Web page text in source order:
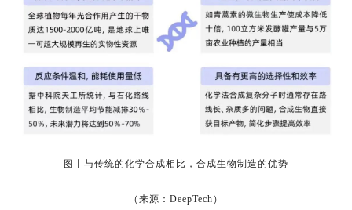
图丨与传统的化学合成相比，合成生物制造的优势
（来源：DeepTech）